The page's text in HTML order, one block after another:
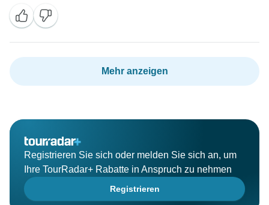
Mehr anzeigen
Registrieren Sie sich oder melden Sie sich an, um
Ihre TourRadar+ Rabatte in Anspruch zu nehmen
Registrieren